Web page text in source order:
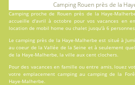
Camping Rouen près de la
Camping proche de Rouen près de la Haye-
accueille d'avril à octobre pour vos vacances en
locationde mobil home ou chalet jusqu'à 6
Le camping près de la Haye-Malherbe est situé à
au coeur de la Vallée de la Seine et à seulement
de la Haye-Malherbe, la ville aux cent clochers.
Pour des vacances en famille ou entre amis, louez
votre emplacement camping au camping de la
Haye-Malherbe.